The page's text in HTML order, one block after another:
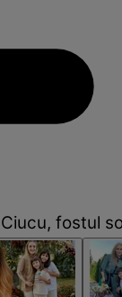
fostul